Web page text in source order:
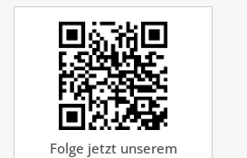
Folge jetzt unserem